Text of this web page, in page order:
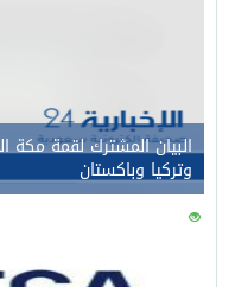
المشترك لقمة مكة
وباكستان
0